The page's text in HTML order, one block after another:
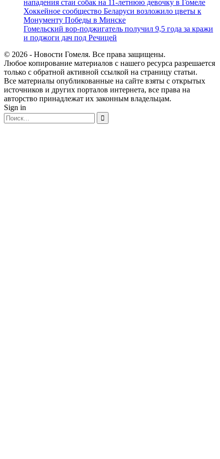
нападения стаи собак на 11-летнюю девочку в Гомеле
Хоккейное сообщество Беларуси возложило цветы к
Монументу Победы в Минске
Гомельский вор-поджигатель получил 9,5 года за кражи
и поджоги дач под Речицей
© 2026 - Новости Гомеля. Все права защищены.
Любое копирование материалов с нашего ресурса разрешается
только с обратной активной ссылкой на страницу статьи.
Все материалы опубликованные на сайте взяты с открытых
источников и других порталов интернета, все права на
авторство принадлежат их законным владельцам.
Sign in